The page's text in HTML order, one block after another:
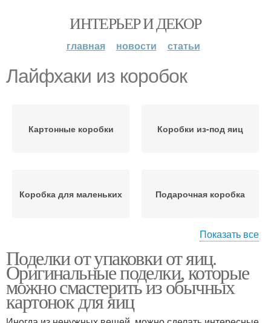
ИНТЕРЬЕР И ДЕКОР
главная новости статьи
Лайфхаки из коробок
Картонные коробки Коробки из-под яиц
Коробка для маленьких Подарочная коробка
Дачные лайфхаки Лайфхаки с коробками
Показать все
Поделки от упаковки от яиц.
Оригинальные поделки, которые
можно смастерить из обычных
картонок для яиц